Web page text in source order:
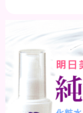
合されている化
のほとんどが水
いる点が違いとい
昧なものとしてロ
分が豊富に含まれて